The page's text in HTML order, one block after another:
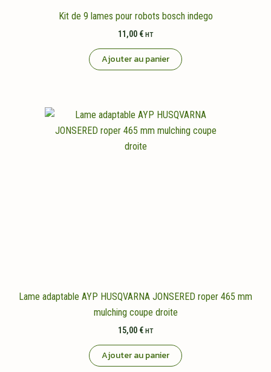
Kit de 9 lames pour robots bosch indego
11,00 € HT
Ajouter au panier
Lame adaptable AYP HUSQVARNA JONSERED roper 465 mm
mulching coupe droite
15,00 € HT
Ajouter au panier